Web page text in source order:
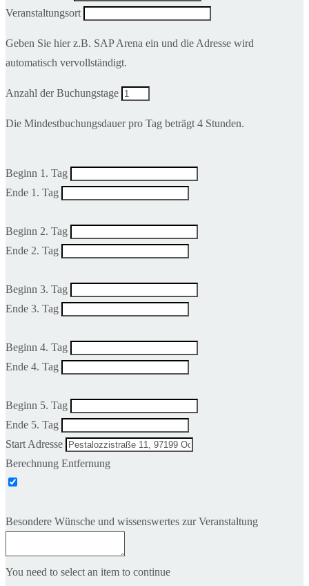
Veranstaltungsort
Geben Sie hier z.B. SAP Arena ein und die Adresse wird
automatisch vervollständigt.
Anzahl der Buchungstage
Die Mindestbuchungsdauer pro Tag beträgt 4 Stunden.
Beginn 1. Tag
Ende 1. Tag
Beginn 2. Tag
Ende 2. Tag
Beginn 3. Tag
Ende 3. Tag
Beginn 4. Tag
Ende 4. Tag
Beginn 5. Tag
Ende 5. Tag
Start Adresse
Berechnung Entfernung
Besondere Wünsche und wissenswertes zur Veranstaltung
You need to select an item to continue